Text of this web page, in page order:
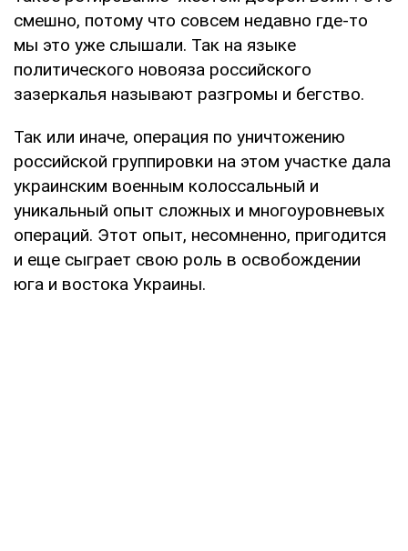
смешно, потому что совсем недавно где-то
мы это уже слышали. Так на языке
политического новояза российского
зазеркалья называют разгромы и бегство.
Так или иначе, операция по уничтожению
российской группировки на этом участке дала
украинским военным колоссальный и
уникальный опыт сложных и многоуровневых
операций. Этот опыт, несомненно, пригодится
и еще сыграет свою роль в освобождении
юга и востока Украины.